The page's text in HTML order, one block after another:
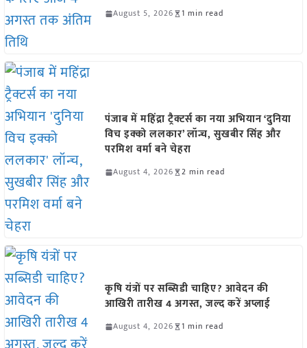
August 5, 2026 1 min read
पंजाब में महिंद्रा ट्रैक्टर्स का नया अभियान ‘दुनिया
विच इक्को ललकार’ लॉन्च, सुखबीर सिंह और
परमिश वर्मा बने चेहरा
August 4, 2026 2 min read
कृषि यंत्रों पर सब्सिडी चाहिए? आवेदन की
आखिरी तारीख 4 अगस्त, जल्द करें अप्लाई
August 4, 2026 1 min read